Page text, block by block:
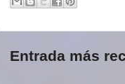
Entrada más